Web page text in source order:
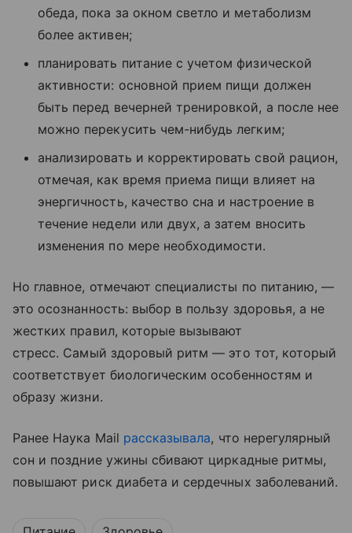
обеда, пока за окном светло и метаболизм
более активен;
планировать питание с учетом физической
активности: основной прием пищи должен
быть перед вечерней тренировкой, а после нее
можно перекусить чем-нибудь легким;
анализировать и корректировать свой рацион,
отмечая, как время приема пищи влияет на
энергичность, качество сна и настроение в
течение недели или двух, а затем вносить
изменения по мере необходимости.
Но главное, отмечают специалисты по питанию, —
это осознанность: выбор в пользу здоровья, а не
жестких правил, которые вызывают
стресс. Самый здоровый ритм — это тот, который
соответствует биологическим особенностям и
образу жизни.
Ранее Наука Mail рассказывала, что нерегулярный
сон и поздние ужины сбивают циркадные ритмы,
повышают риск диабета и сердечных заболеваний.